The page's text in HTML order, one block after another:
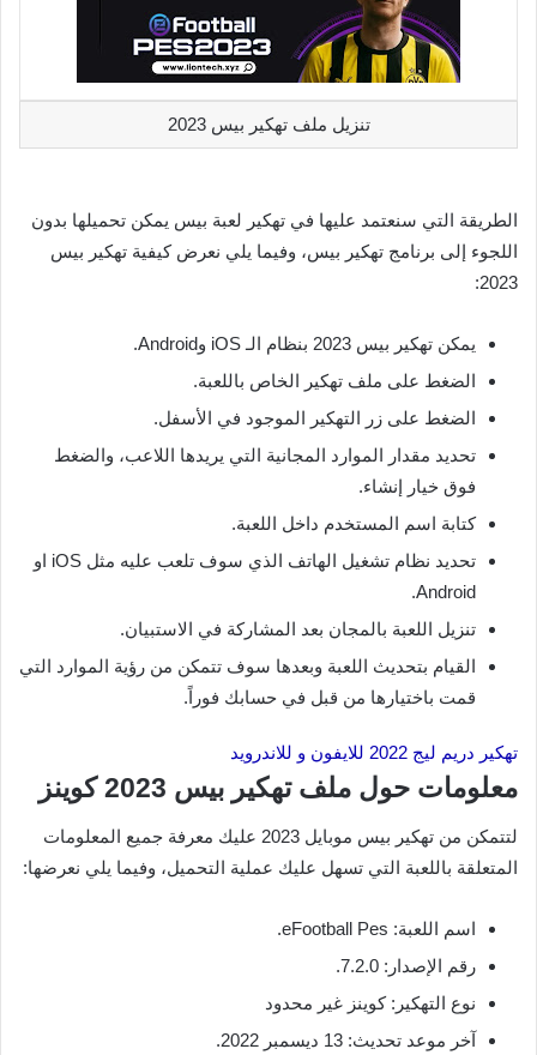
تنزيل ملف تهكير بيس 2023
الطريقة التي سنعتمد عليها في تهكير لعبة بيس يمكن تحميلها بدون
اللجوء إلى برنامج تهكير بيس، وفيما يلي نعرض كيفية تهكير بيس
2023:
يمكن تهكير بيس 2023 بنظام الـ iOS وAndroid.
الضغط على ملف تهكير الخاص باللعبة.
الضغط على زر التهكير الموجود في الأسفل.
تحديد مقدار الموارد المجانية التي يريدها اللاعب، والضغط
فوق خيار إنشاء.
كتابة اسم المستخدم داخل اللعبة.
تحديد نظام تشغيل الهاتف الذي سوف تلعب عليه مثل iOS او
Android.
تنزيل اللعبة بالمجان بعد المشاركة في الاستبيان.
القيام بتحديث اللعبة وبعدها سوف تتمكن من رؤية الموارد التي
قمت باختيارها من قبل في حسابك فوراً.
تهكير دريم ليج 2022 للايفون و للاندرويد
معلومات حول ملف تهكير بيس 2023 كوينز
لتتمكن من تهكير بيس موبايل 2023 عليك معرفة جميع المعلومات
المتعلقة باللعبة التي تسهل عليك عملية التحميل، وفيما يلي نعرضها:
اسم اللعبة: eFootball Pes.
رقم الإصدار: 7.2.0.
نوع التهكير: كوينز غير محدود
آخر موعد تحديث: 13 ديسمبر 2022.